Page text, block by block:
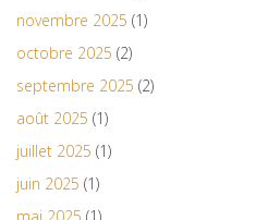
novembre 2025 (1)
octobre 2025 (2)
septembre 2025 (2)
août 2025 (1)
juillet 2025 (1)
juin 2025 (1)